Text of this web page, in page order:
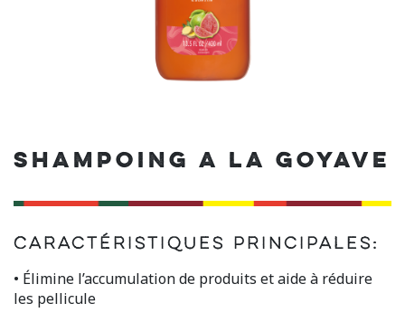
SHAMPOING A LA GOYAVE
Caractéristiques principales:
• Élimine l’accumulation de produits et aide à réduire
les pellicule